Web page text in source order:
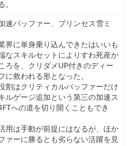
。
速バッファー、プリンセス雪ミ
界に単身乗り込んできたはいいも
なスキルセットによりすわ死産か
ろを、クリダメUP付きのディー
に救われる形となった。
割はクリティカルバッファーだけ
ルゲージ追加という第三の加速ス
への道を切り開くこともでき
用は手動が前提にはなるが、ほか
ァーに勝るとも劣らない活躍を見